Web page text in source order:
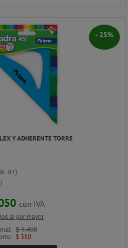
- 25%
Y ADHERENTE TORRE
91)
con IVA
al por mayor
$ 1.400
$ 350